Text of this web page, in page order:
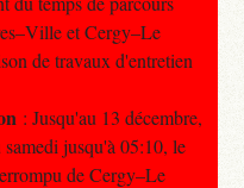
et Cergy–Le
de travaux d'entretien
: Jusqu'au 13 décembre,
jusqu'à 05:10, le
de Cergy–Le